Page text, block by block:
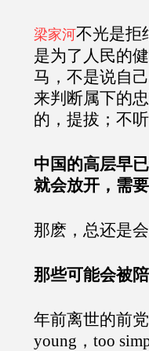
梁家河不光是拒
是为了人民的
马，不是说自
来判断属下的
的，提拔；不
中国的高层早
就会放开，需
那麽，总还是
那些可能会被
年前离世的前
young，too